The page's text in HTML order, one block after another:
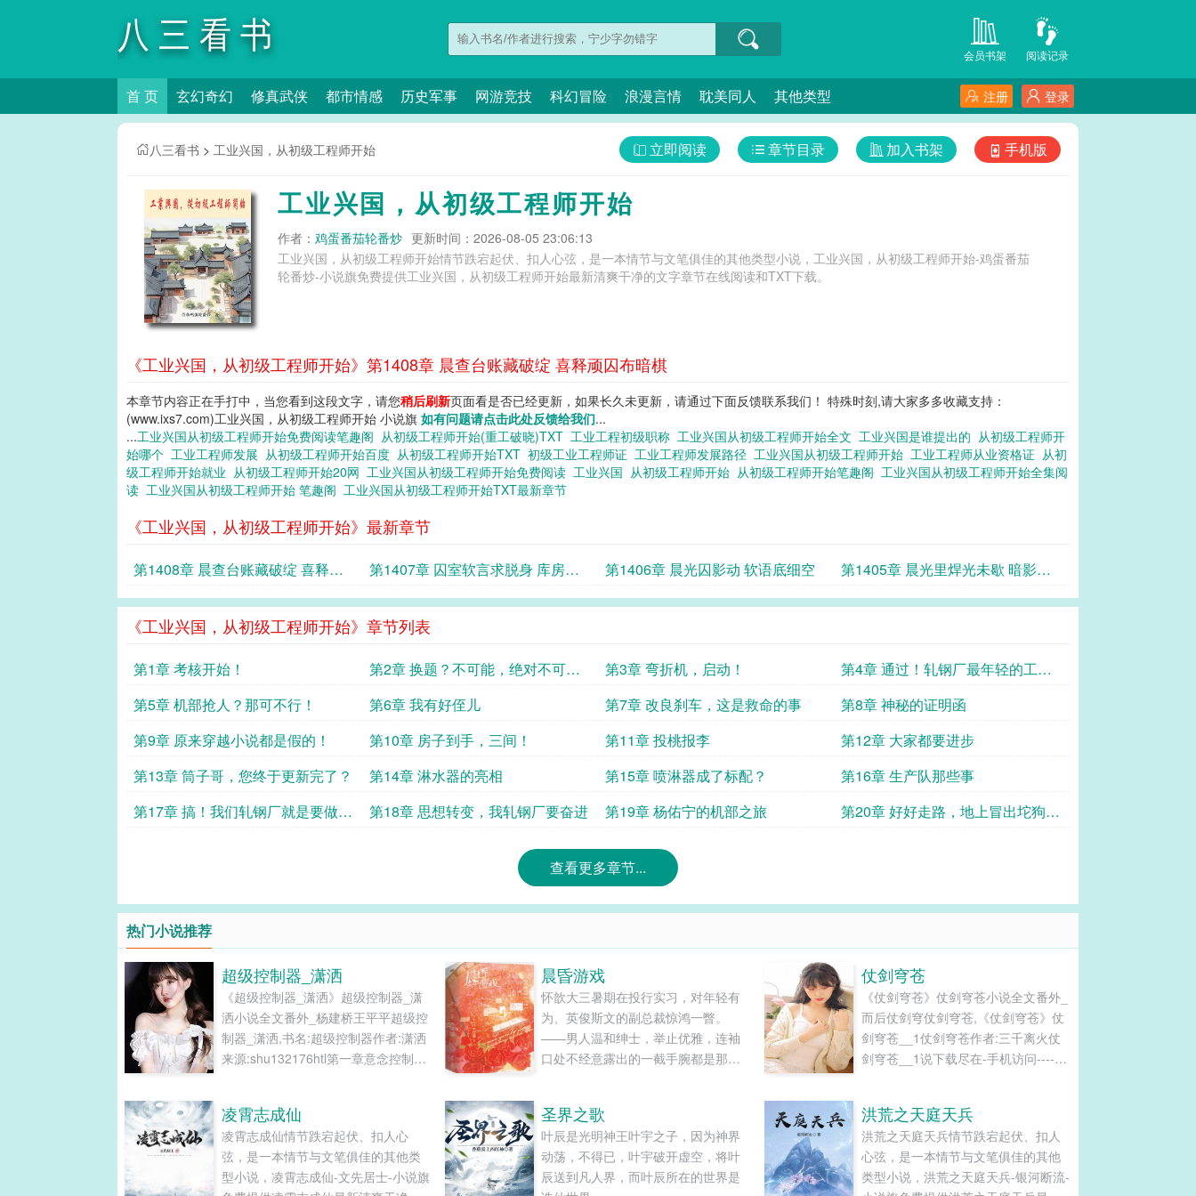
八三看书 阅读记录
会员书架
首 页 玄幻奇幻 修真武侠 都市情感 历史军事 网游竞技 科幻冒险 浪漫言情 耽美同人 其他类型 登录
注册
八三看书 > 工业兴国，从初级工程师开始 手机版
加入书架
章节目录
立即阅读
工业兴国，从初级工程师开始
作者： 鸡蛋番茄轮番炒 更新时间：2026-08-05 23:06:13
工业兴国，从初级工程师开始情节跌宕起伏、扣人心弦，是一本情节与文笔俱佳的其他类型小说，工业兴国，从初级工程师开始-鸡蛋番茄
轮番炒-小说旗免费提供工业兴国，从初级工程师开始最新清爽干净的文字章节在线阅读和TXT下载。
《工业兴国，从初级工程师开始》第1408章 晨查台账藏破绽 喜释顽囚布暗棋
本章节内容正在手打中，当您看到这段文字，请您稍后刷新页面看是否已经更新，如果长久未更新，请通过下面反馈联系我们！ 特殊时刻,请大家多多收藏支持：
(www.ixs7.com)工业兴国，从初级工程师开始 小说旗 如有问题请点击此处反馈给我们...
...工业兴国从初级工程师开始免费阅读笔趣阁 从初级工程师开始(重工破晓)TXT 工业工程初级职称 工业兴国从初级工程师开始全文 工业兴国是谁提出的 从初级工程师开
始哪个 工业工程师发展 从初级工程师开始百度 从初级工程师开始TXT 初级工业工程师证 工业工程师发展路径 工业兴国从初级工程师开始 工业工程师从业资格证 从初
级工程师开始就业 从初级工程师开始20网 工业兴国从初级工程师开始免费阅读 工业兴国 从初级工程师开始 从初级工程师开始笔趣阁 工业兴国从初级工程师开始全集阅
读 工业兴国从初级工程师开始 笔趣阁 工业兴国从初级工程师开始TXT最新章节
《工业兴国，从初级工程师开始》最新章节
第1408章 晨查台账藏破绽 喜释顽
囚布暗棋
第1407章 囚室软言求脱身 库房迟
影起疑云
第1406章 晨光囚影动 软语底细空
第1405章 晨光里焊光未歇 暗影下
疑窦初萌
《工业兴国，从初级工程师开始》章节列表
第1章 考核开始！
第2章 换题？不可能，绝对不可
能！
第3章 弯折机，启动！
第4章 通过！轧钢厂最年轻的工程
师！
第5章 机部抢人？那可不行！ 第6章 我有好侄儿 第7章 改良刹车，这是救命的事
第8章 神秘的证明函
第9章 原来穿越小说都是假的！
第10章 房子到手，三间！ 第11章 投桃报李
第12章 大家都要进步
第13章 筒子哥，您终于更新完了？
第14章 淋水器的亮相 第15章 喷淋器成了标配？
第16章 生产队那些事
第17章 搞！我们轧钢厂就是要做先
第18章 思想转变，我轧钢厂要奋进 第19章 杨佑宁的机部之旅
第20章 好好走路，地上冒出坨狗
查看更多章节...
热门小说推荐
超级控制器_潇洒
《超级控制器_潇洒》超级控制器_潇
洒小说全文番外_杨建桥王平平超级控
制器_潇洒,书名:超级控制器作者:潇洒
来源:shu132176htl第一章意念控制器
的特点是：男女比例严重失调。全本
小\说网或许有人认为这是一个普遍存
在的矛盾，但中大的情况，却与想象
中的不同。因为这里不是狼多肉少，
晨昏游戏
怀歆大三暑期在投行实习，对年轻有
为、英俊斯文的副总裁惊鸿一瞥。
——男人温和绅士，举止优雅，连袖
口处不经意露出的一截手腕都是那么
作关系对自己的掣肘。 某天怀歆浓妆
艳抹去酒吧蹦迪，却不期然遇见郁
承。 男人在她身边落座，昏昧光线
下，英挺眉眼更显深邃风流。 仗着他
仗剑穹苍
《仗剑穹苍》仗剑穹苍小说全文番外_
而后仗剑穹仗剑穹苍,《仗剑穹苍》仗
剑穹苍__1仗剑穹苍作者:三千离火仗
剑穹苍__1说下载尽在-手机访问----
凌霄志成仙
凌霄志成仙情节跌宕起伏、扣人心
弦，是一本情节与文笔俱佳的其他类
型小说，凌霄志成仙-文先居士-小说旗
圣界之歌
叶辰是光明神王叶宇之子，因为神界
动荡，不得已，叶宇破开虚空，将叶
辰送到凡人界，而叶辰所在的世界是
洪荒之天庭天兵
洪荒之天庭天兵情节跌宕起伏、扣人
心弦，是一本情节与文笔俱佳的其他
类型小说，洪荒之天庭天兵-银河断流-